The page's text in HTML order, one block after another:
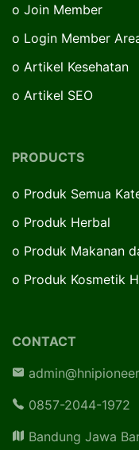
o Join Member
o Login Member
o Artikel Kesehatan
o Artikel SEO
PRODUCTS
o Produk Semua
o Produk Herbal
o Produk Makanan
o Produk Kosmetik
CONTACT
0857-2044-1972
Bandung Jawa